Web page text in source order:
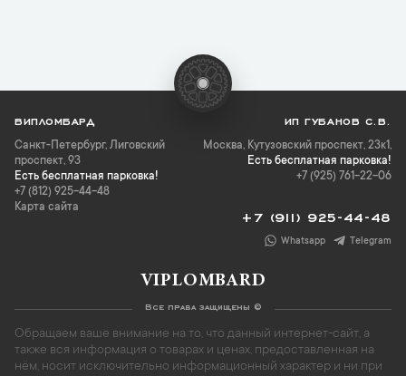
ВИПЛОМБАРД
Санкт-Петербург, Лиговский
проспект, 93
Есть бесплатная парковка!
+7 (812) 925-44-48
Карта сайта
ИП ГУБАНОВ С.В.
Москва, Кутузовский проспект, 23к1,
Есть бесплатная парковка!
+7 (925) 761-22-06
+7 (911) 925-44-48
Whatsapp Telegram
VIPLOMBARD
Все права защищены ©
Обращаем ваше внимание на то, что данный интернет-сайт, а
также вся информация о товарах и ценах, предоставленная на
нём, носит исключительно информационный характер и ни при